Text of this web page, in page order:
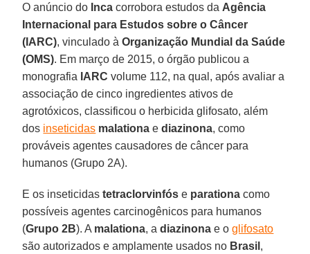
O anúncio do Inca corrobora estudos da Agência
Internacional para Estudos sobre o Câncer
(IARC), vinculado àOrganização Mundial da Saúde
(OMS). Em março de 2015, o órgão publicou a
monografia IARC volume 112, na qual, após avaliar a
associação de cinco ingredientes ativos de
agrotóxicos, classificou o herbicida glifosato, além
dos inseticidas malationa ediazinona, como
prováveis agentes causadores de câncer para
humanos (Grupo 2A).
E os inseticidastetraclorvinfós e parationa como
possíveis agentes carcinogênicos para humanos
(Grupo 2B). A malationa, adiazinona e oglifosato
são autorizados e amplamente usados no Brasil ,